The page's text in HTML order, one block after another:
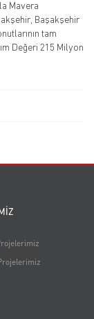
Mavera
Başakşehir
tam
Değeri 215 Milyon